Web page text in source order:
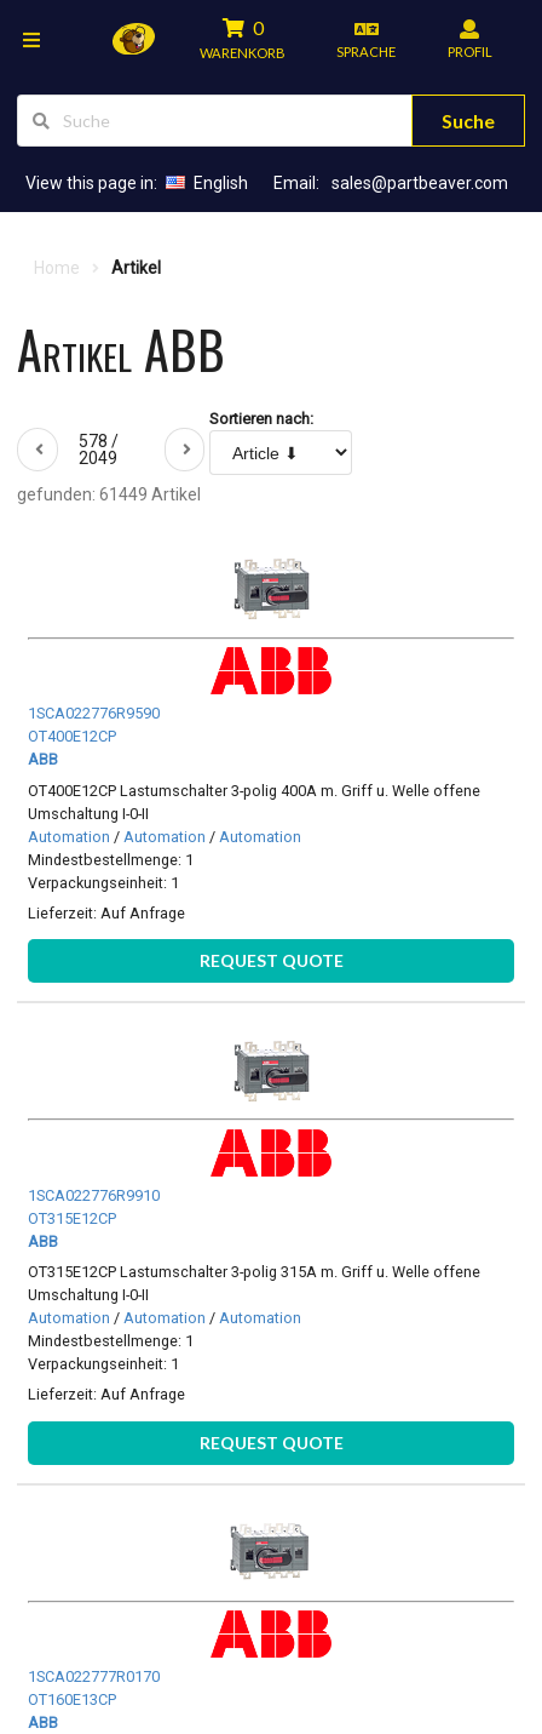
0
WARENKORB SPRACHE PROFIL
Suche
View this page in: English Email: sales@partbeaver.com
Home Artikel
Artikel ABB
578 /
2049
Sortieren nach:
gefunden: 61449 Artikel
1SCA022776R9590
OT400E12CP
ABB
OT400E12CP Lastumschalter 3-polig 400A m. Griff u. Welle offene
Umschaltung I-0-II
Automation / Automation / Automation
Mindestbestellmenge: 1
Verpackungseinheit: 1
Lieferzeit: Auf Anfrage
REQUEST QUOTE
1SCA022776R9910
OT315E12CP
ABB
OT315E12CP Lastumschalter 3-polig 315A m. Griff u. Welle offene
Umschaltung I-0-II
Automation /Automation /Automation
Mindestbestellmenge: 1
Verpackungseinheit: 1
Lieferzeit:Auf Anfrage
REQUEST QUOTE
1SCA022777R0170
OT160E13CP
ABB